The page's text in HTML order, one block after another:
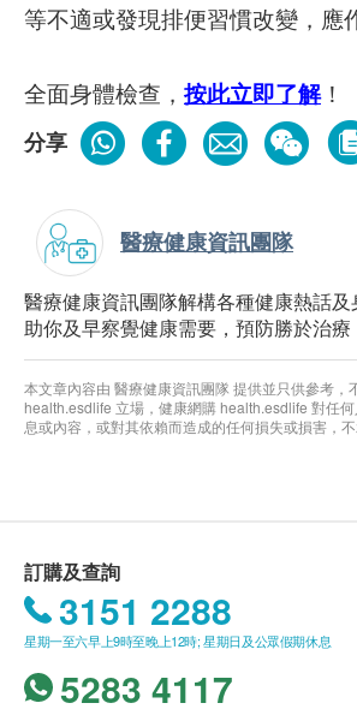
等不適或發現排便習慣改變，應
全面身體檢查， 按此立即了解！
分享
醫療健康資訊團隊
醫療健康資訊團隊解構各種健康熱話及
助你及早察覺健康需要，預防勝於治療
本文章內容由 醫療健康資訊團隊 提供並只供參考，
health.esdlife 立場，健康網購 health.esdlife 對任
息或內容，或對其依賴而造成的任何損失或損害，不
訂購及查詢
3151 2288
星期一至六早上9時至晚上12時; 星期日及公眾假期休息
5283 4117